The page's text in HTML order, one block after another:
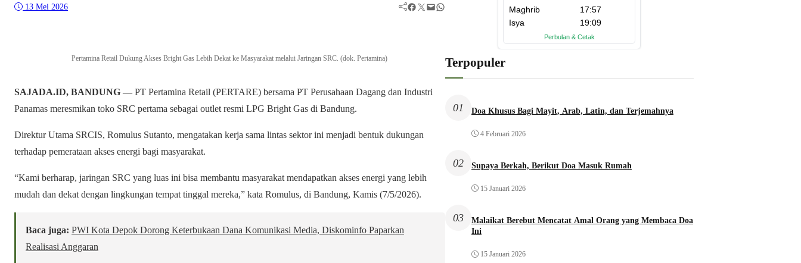
13 Mei 2026 Facebook Twitter Mail WhatsApp
Pertamina Retail Dukung Akses Bright Gas Lebih Dekat ke Masyarakat melalui Jaringan SRC. (dok. Pertamina)
SAJADA.ID, BANDUNG — PT Pertamina Retail (PERTARE) bersama PT Perusahaan Dagang dan Industri
Panamas meresmikan toko SRC pertama sebagai outlet resmi LPG Bright Gas di Bandung.
Direktur Utama SRCIS, Romulus Sutanto, mengatakan kerja sama lintas sektor ini menjadi bentuk dukungan
terhadap pemerataan akses energi bagi masyarakat.
“Kami berharap, jaringan SRC yang luas ini bisa membantu masyarakat mendapatkan akses energi yang lebih
mudah dan dekat dengan lingkungan tempat tinggal mereka,” kata Romulus, di Bandung, Kamis (7/5/2026).
Baca juga: PWI Kota Depok Dorong Keterbukaan Dana Komunikasi Media, Diskominfo Paparkan
Realisasi Anggaran
Terpopuler
01 Doa Khusus Bagi Mayit, Arab, Latin, dan Terjemahnya
4 Februari 2026
02 Supaya Berkah, Berikut Doa Masuk Rumah
15 Januari 2026
03
Malaikat Berebut Mencatat Amal Orang yang Membaca Doa
Ini
15 Januari 2026